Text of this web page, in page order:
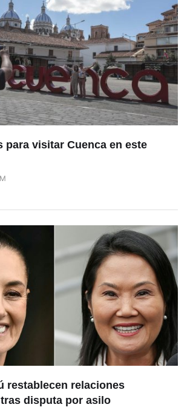
para visitar Cuenca en este
restablecen relaciones
disputa por asilo